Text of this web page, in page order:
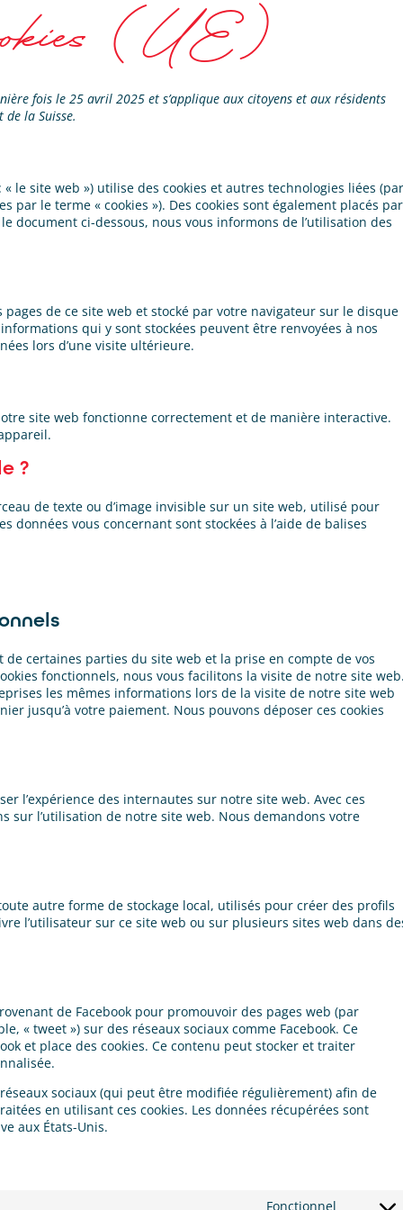
(UE)
fois le 25 avril 2025 et s’applique aux citoyens et aux résidents
de la Suisse.
« le site web ») utilise des cookies et autres technologies liées (par
par le terme « cookies »). Des cookies sont également placés par
document ci-dessous, nous vous informons de l’utilisation des
de ce site web et stocké par votre navigateur sur le disque
qui y sont stockées peuvent être renvoyées à nos
lors d’une visite ultérieure.
site web fonctionne correctement et de manière interactive.
?
de texte ou d’image invisible sur un site web, utilisé pour
données vous concernant sont stockées à l’aide de balises
certaines parties du site web et la prise en compte de vos
fonctionnels, nous vous facilitons la visite de notre site
les mêmes informations lors de la visite de notre site web
jusqu’à votre paiement. Nous pouvons déposer ces cookies
l’expérience des internautes sur notre site web. Avec ces
sur l’utilisation de notre site web. Nous demandons votre
autre forme de stockage local, utilisés pour créer des profils
l’utilisateur sur ce site web ou sur plusieurs sites web dans
de Facebook pour promouvoir des pages web (par
« tweet ») sur des réseaux sociaux comme Facebook. Ce
et place des cookies. Ce contenu peut stocker et traiter
sociaux (qui peut être modifiée régulièrement) afin de
en utilisant ces cookies. Les données récupérées sont
aux États-Unis.
Fonctionnel